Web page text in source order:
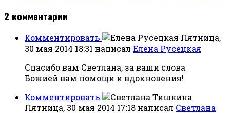
2 комментарии
Комментировать
Пятница,
30 мая 2014 18:31 написал Елена Русецкая
Спасибо вам Светлана, за ваши слова
Божией вам помощи и вдохновения!
Комментировать
Пятница, 30 мая 2014 17:18 написал Светлана